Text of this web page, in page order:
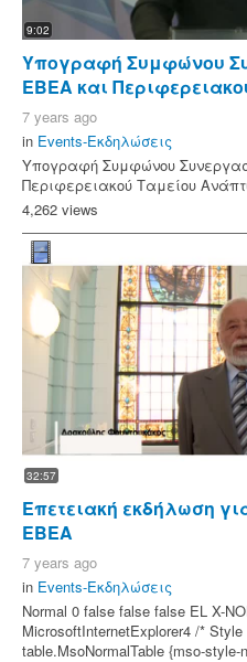
9:02
Υπογραφή Συμφώνου
ΕΒΕΑ και
7 years ago
in Events-Εκδηλώσεις
Υπογραφή Συμφώνου
Περιφερειακού Ταμείου
4,262 views
32:57
Επετειακή εκδήλωση
ΕΒΕΑ
7 years ago
in Events-Εκδηλώσεις
Normal 0 false false false EL X-
MicrosoftInternetExplorer4 /*
table.MsoNormalTable {mso-